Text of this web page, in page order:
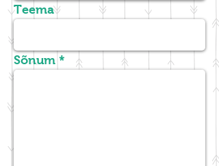
Teema
Sõnum